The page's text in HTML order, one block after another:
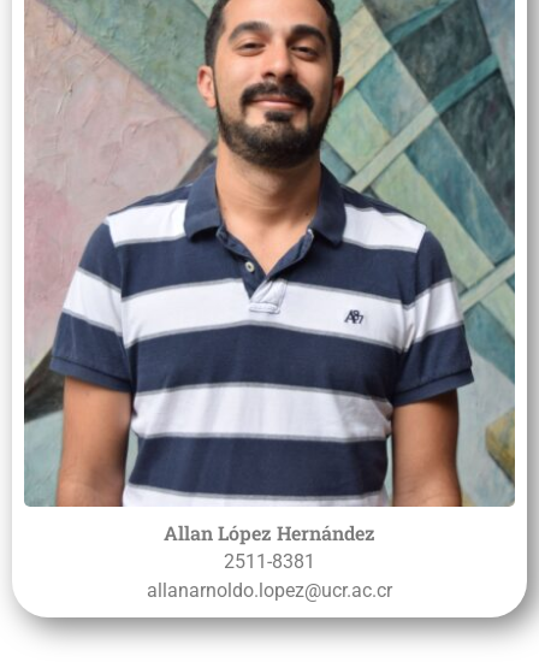
Allan López Hernández
2511-8381
allanarnoldo.lopez@ucr.ac.cr